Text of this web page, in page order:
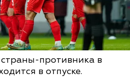
противника в
в отпуске.